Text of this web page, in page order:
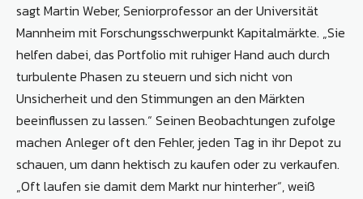
sagt Martin Weber, Seniorprofessor an der Universität
Mannheim mit Forschungsschwerpunkt Kapitalmärkte. „Sie
helfen dabei, das Portfolio mit ruhiger Hand auch durch
turbulente Phasen zu steuern und sich nicht von
Unsicherheit und den Stimmungen an den Märkten
beeinflussen zu lassen.“ Seinen Beobachtungen zufolge
machen Anleger oft den Fehler, jeden Tag in ihr Depot zu
schauen, um dann hektisch zu kaufen oder zu verkaufen.
„Oft laufen sie damit dem Markt nur hinterher“, weiß